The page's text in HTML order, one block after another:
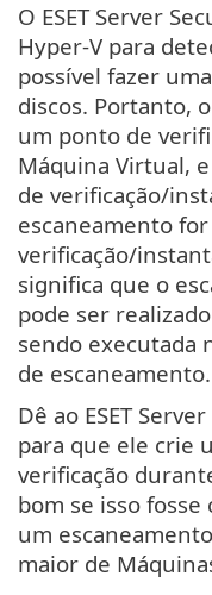
O ESET Server
Hyper-V para
possível fazer
discos. Portanto,
um ponto de
Máquina Virtual,
de verificação/
escaneamento
verificação/
significa que o
pode ser
sendo executada
de escaneamento.
Dê ao ESET
para que ele crie
verificação
bom se isso
um
maior de